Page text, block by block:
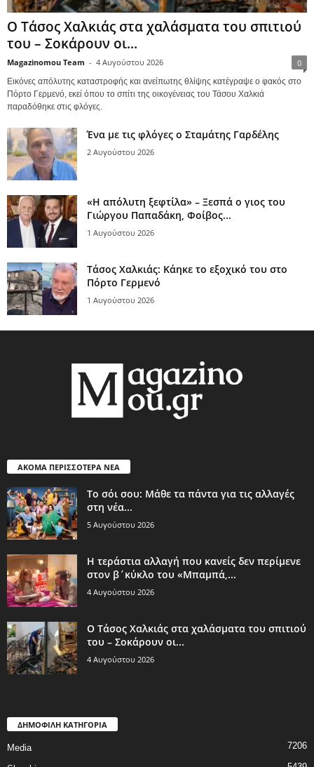
Ο Τάσος Χαλκιάς στα χαλάσματα του σπιτιού
του – Σοκάρουν οι...
Magazinomou Team - 4 Αυγούστου 2026 0
Εικόνες απόλυτης καταστροφής και ανείπωτης θλίψης κατέγραψε ο φακός στο
Πόρτο Γερμενό, εκεί όπου το σπίτι της οικογένειας του Τάσου Χαλκιά
παραδόθηκε στις φλόγες.
Ένα με τις φλόγες ο Σταμάτης Γαρδέλης
2 Αυγούστου 2026
«Η απόλυτη ξεφτίλα» – Ξεσπά ο γιος του
Γιώργου Παπαδάκη, Φοίβος...
1 Αυγούστου 2026
Τάσος Χαλκιάς: Κάηκε το εξοχικό του στο
Πόρτο Γερμενό
1 Αυγούστου 2026
ΑΚΟΜΑ ΠΕΡΙΣΣΟΤΕΡΑ ΝΕΑ
Το σόι σου: Μάθε τα πάντα για τις αλλαγές
στη νέα...
5 Αυγούστου 2026
Η τεράστια αλλαγή που κανείς δεν περίμενε
στον β΄κύκλο του «Μπαμπά,...
4 Αυγούστου 2026
Ο Τάσος Χαλκιάς στα χαλάσματα του σπιτιού
του – Σοκάρουν οι...
4 Αυγούστου 2026
ΔΗΜΟΦΙΛΗ ΚΑΤΗΓΟΡΙΑ
Media 7206